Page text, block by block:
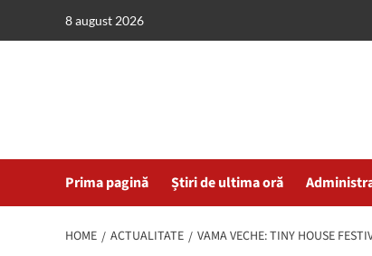
8 august 2026
Prima pagină Știri de ultima oră
HOME ACTUALITATE VAMA VECHE: TINY HOUSE